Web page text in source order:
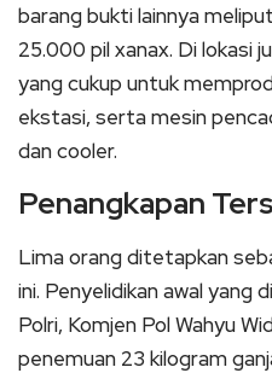
barang bukti lainnya
25.000 pil xanax. Di lokasi
yang cukup untuk
ekstasi, serta mesin
dan cooler.
Penangkapan
Lima orang ditetapkan
ini. Penyelidikan awal yang
Polri, Komjen Pol Wahyu
penemuan 23 kilogram